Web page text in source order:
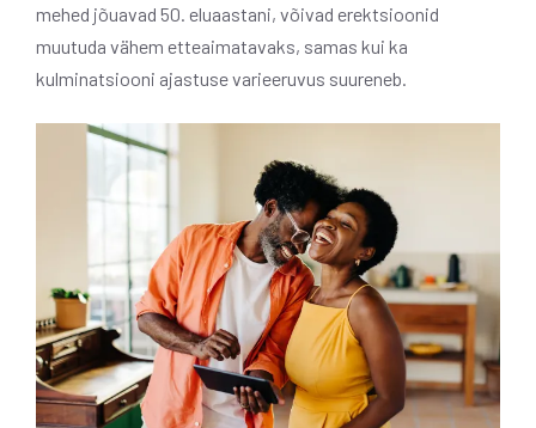
mehed jõuavad 50. eluaastani, võivad erektsioonid
muutuda vähem etteaimatavaks, samas kui ka
kulminatsiooni ajastuse varieeruvus suureneb.